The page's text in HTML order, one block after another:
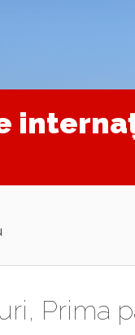
, Prima